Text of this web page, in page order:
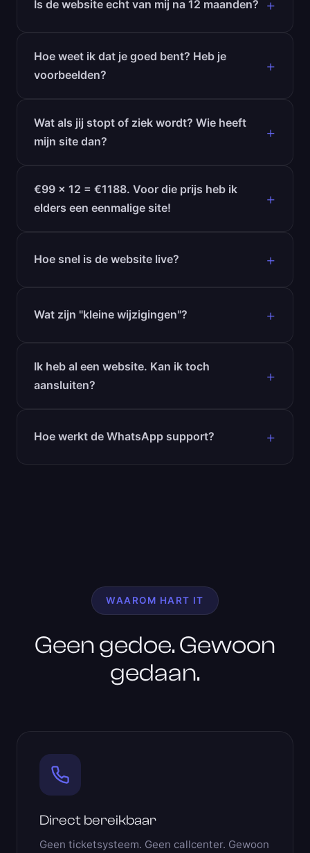
Is de website echt van mij na 12 maanden?
Hoe weet ik dat je goed bent? Heb je
voorbeelden?
Wat als jij stopt of ziek wordt? Wie heeft
mijn site dan?
€99 × 12 = €1188. Voor die prijs heb ik
elders een eenmalige site!
Hoe snel is de website live?
Wat zijn "kleine wijzigingen"?
Ik heb al een website. Kan ik toch
aansluiten?
Hoe werkt de WhatsApp support?
WAAROM HART IT
Geen gedoe. Gewoon
gedaan.
Direct bereikbaar
Geen ticketsysteem. Geen callcenter. Gewoon